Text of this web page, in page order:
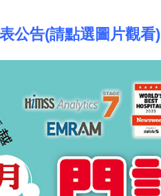
公告(請點選圖片觀看)